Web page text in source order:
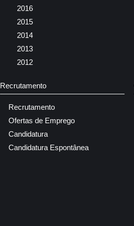
2016
2015
2014
2013
2012
Recrutamento
Recrutamento
Ofertas de Emprego
Candidatura
Candidatura Espontânea